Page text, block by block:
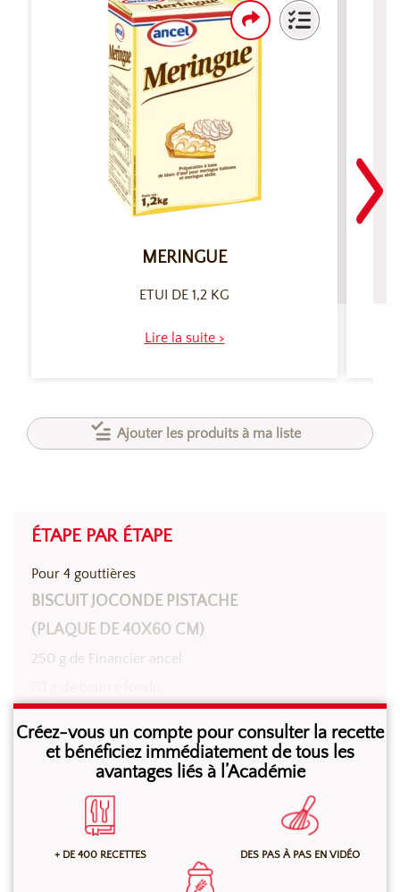
MERINGUE
ETUI DE 1,2 KG
Lire la suite >
Ajouter les produits à ma liste
ÉTAPE PAR ÉTAPE
Pour 4 gouttières
BISCUIT JOCONDE PISTACHE
(PLAQUE DE 40X60 CM)
250 g de Financier ancel
150 g de blancs d’œufs
70 g de pistache hachées
Mélanger au batteur, à l’aide du fouet, la préparation
pour biscuit Joconde, le beurre et les jaunes d’oeufs à
vitesse maximale pendant 2 min. Ajouter les pistaches
Créez-vous un compte pour consulter la recette
et bénéficiez immédiatement de tous les
avantages liés à l’Académie
+ DE 400 RECETTES DES PAS À PAS EN VIDÉO